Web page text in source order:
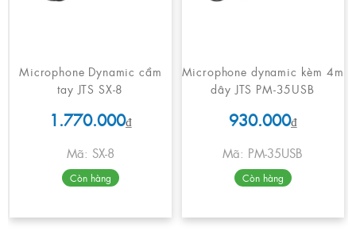
Microphone Dynamic cầm
tay JTS SX-8
1.770.000₫
Mã: SX-8
Còn hàng
Microphone dynamic kèm 4m
dây JTS PM-35USB
930.000₫
Mã: PM-35USB
Còn hàng